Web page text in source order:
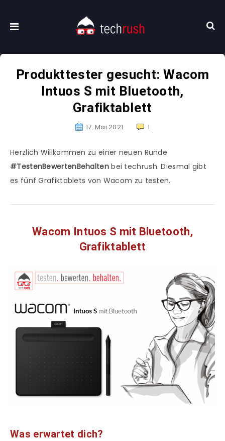
Produkttester gesucht: Wacom
Intuos S mit Bluetooth,
Grafiktablett
17. Mai 2021 1
Herzlich Willkommen zu einer neuen Runde
#TestenBewertenBehaltenbei techrush. Diesmal gibt
es fünf Grafiktablets von Wacom zu testen.
Wacom Intuos S mit Bluetooth,
Grafiktablett
Was erwartet dich?